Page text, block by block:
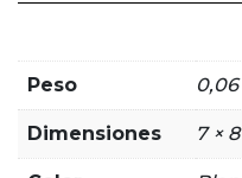
Peso
Dimensiones 7 ×